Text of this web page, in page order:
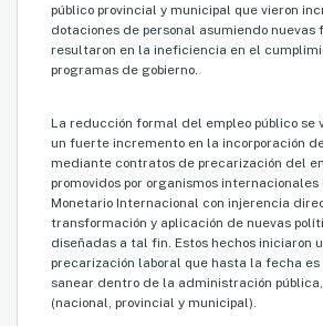
público provincial y municipal que vieron
dotaciones de personal asumiendo nuevas
resultaron en la ineficiencia en el
programas de gobierno.
La reducción formal del empleo público se
un fuerte incremento en la incorporación
mediante contratos de precarización del
promovidos por organismos internacionales
Monetario Internacional con injerencia
transformación y aplicación de nuevas
diseñadas a tal fin. Estos hechos iniciaron
precarización laboral que hasta la fecha
sanear dentro de la administración
(nacional, provincial y municipal).